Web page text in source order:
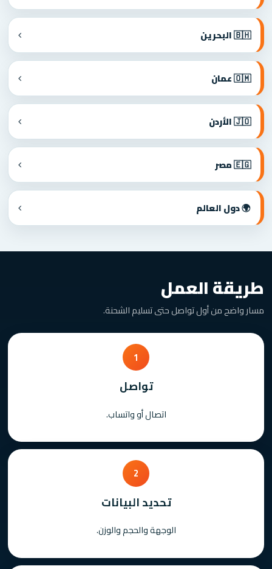
🇧🇭 البحرين
🇴🇲 عمان
🇯🇴 الأردن
🇪🇬 مصر
🌍 دول العالم
طريقة العمل
مسار واضح من أول تواصل حتى تسليم الشحنة.
1
تواصل
اتصال أو واتساب.
2
تحديد البيانات
الوجهة والحجم والوزن.